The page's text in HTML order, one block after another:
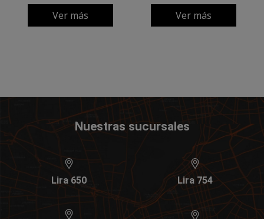
Ver más Ver más
Nuestras sucursales
Lira 650 Lira 754